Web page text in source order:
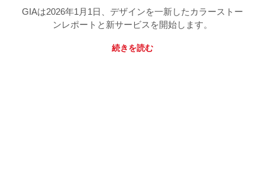
GIAは2026年1月1日、デザインを一新したカラーストー
ンレポートと新サービスを開始します。
続きを読む